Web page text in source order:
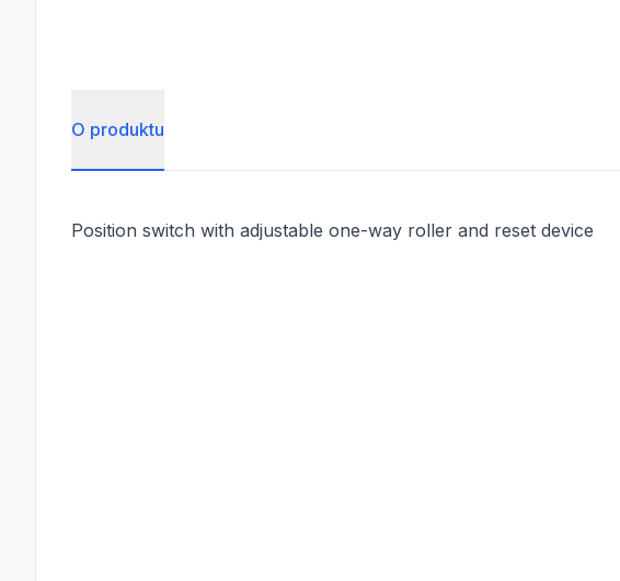
O produktu
Position switch with adjustable one-way roller and reset device